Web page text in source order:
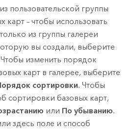
пользовательской группы
карт – чтобы использовать
из группы галереи
вы создали, выберите
изменить порядок
карт в галерее, выберите
сортировки. Чтобы
сортировки базовых карт,
или По убыванию.
здесь поле и способ